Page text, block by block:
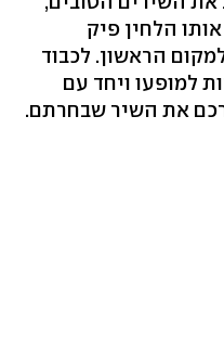
הלחין פיק
הראשון. לכבוד
למופעו ויחד עם
את השיר שבחרתם.